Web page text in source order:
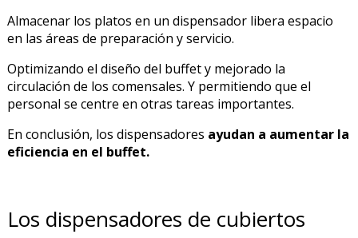
Almacenar los platos en un dispensador libera espacio
en las áreas de preparación y servicio.
Optimizando el diseño del buffet y mejorado la
circulación de los comensales. Y permitiendo que el
personal se centre en otras tareas importantes.
En conclusión, los dispensadores ayudan a aumentar la
eficiencia en el buffet.
Los dispensadores de cubiertos